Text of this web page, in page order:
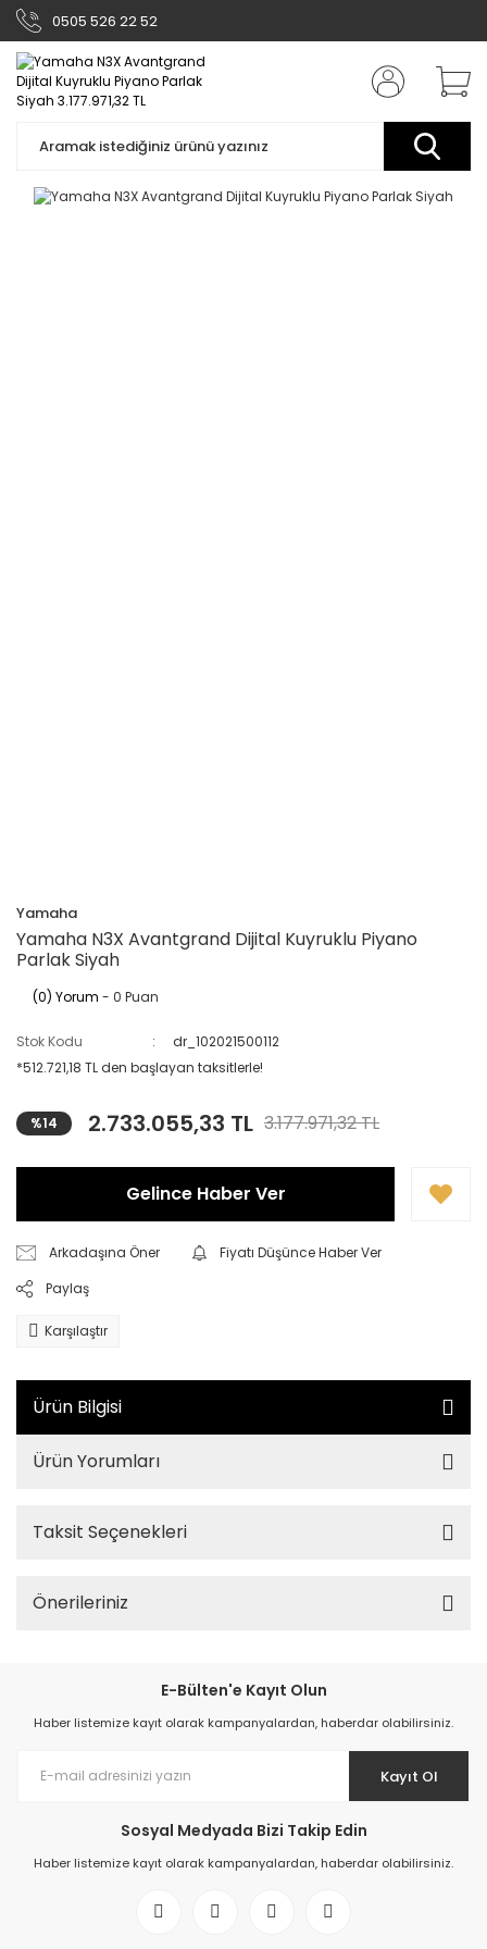
0505 526 22 52
Yamaha
Yamaha N3X Avantgrand Dijital Kuyruklu Piyano
Parlak Siyah
(0) Yorum - 0 Puan
Stok Kodu
dr_102021500112
*512.721,18 TL den başlayan taksitlerle!
%14 2.733.055,33 TL 3.177.971,32 TL
Gelince Haber Ver
Arkadaşına Öner
Fiyatı Düşünce Haber Ver
Paylaş
Karşılaştır
Ürün Bilgisi
Ürün Yorumları
Taksit Seçenekleri
Önerileriniz
E-Bülten'e Kayıt Olun
Haber listemize kayıt olarak kampanyalardan, haberdar olabilirsiniz.
Kayıt Ol
Sosyal Medyada Bizi Takip Edin
Haber listemize kayıt olarak kampanyalardan, haberdar olabilirsiniz.